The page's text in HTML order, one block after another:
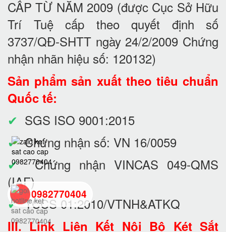
CẤP TỪ NĂM 2009 (được Cục Sở Hữu
Trí Tuệ cấp theo quyết định số
3737/QĐ-SHTT ngày 24/2/2009 Chứng
nhận nhãn hiệu số: 120132)
Sản phẩm sản xuất theo tiêu chuẩn
Quốc tế:
✔ SGS ISO 9001:2015
✔Chứng nhận số: VN 16/0059
✔Chứng nhận VINCAS 049-QMS
(IAF)
✔TCCS 01:2010/VTNH&ATKQ
III. Link Liên Kết Nội Bộ Két Sắt
0982770404
back